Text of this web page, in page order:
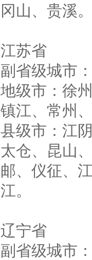
冈山、贵溪
江苏省
副省级城市
地级市：徐
镇江、常州
县级市：江
太仓、昆山
邮、仪征、
江。
辽宁省
副省级城市